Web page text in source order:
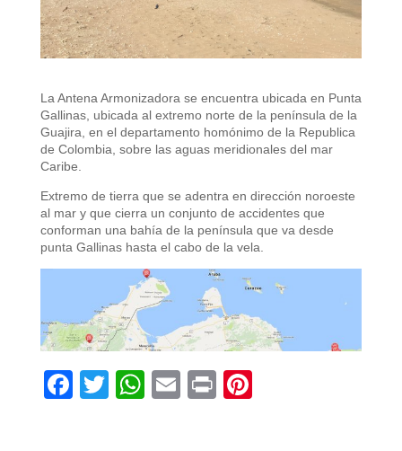
La Antena Armonizadora se encuentra ubicada en Punta
Gallinas, ubicada al extremo norte de la península de la
Guajira, en el departamento homónimo de la Republica
de Colombia, sobre las aguas meridionales del mar
Caribe.
Extremo de tierra que se adentra en dirección noroeste
al mar y que cierra un conjunto de accidentes que
conforman una bahía de la península que va desde
punta Gallinas hasta el cabo de la vela.
F T W E Pr Pi